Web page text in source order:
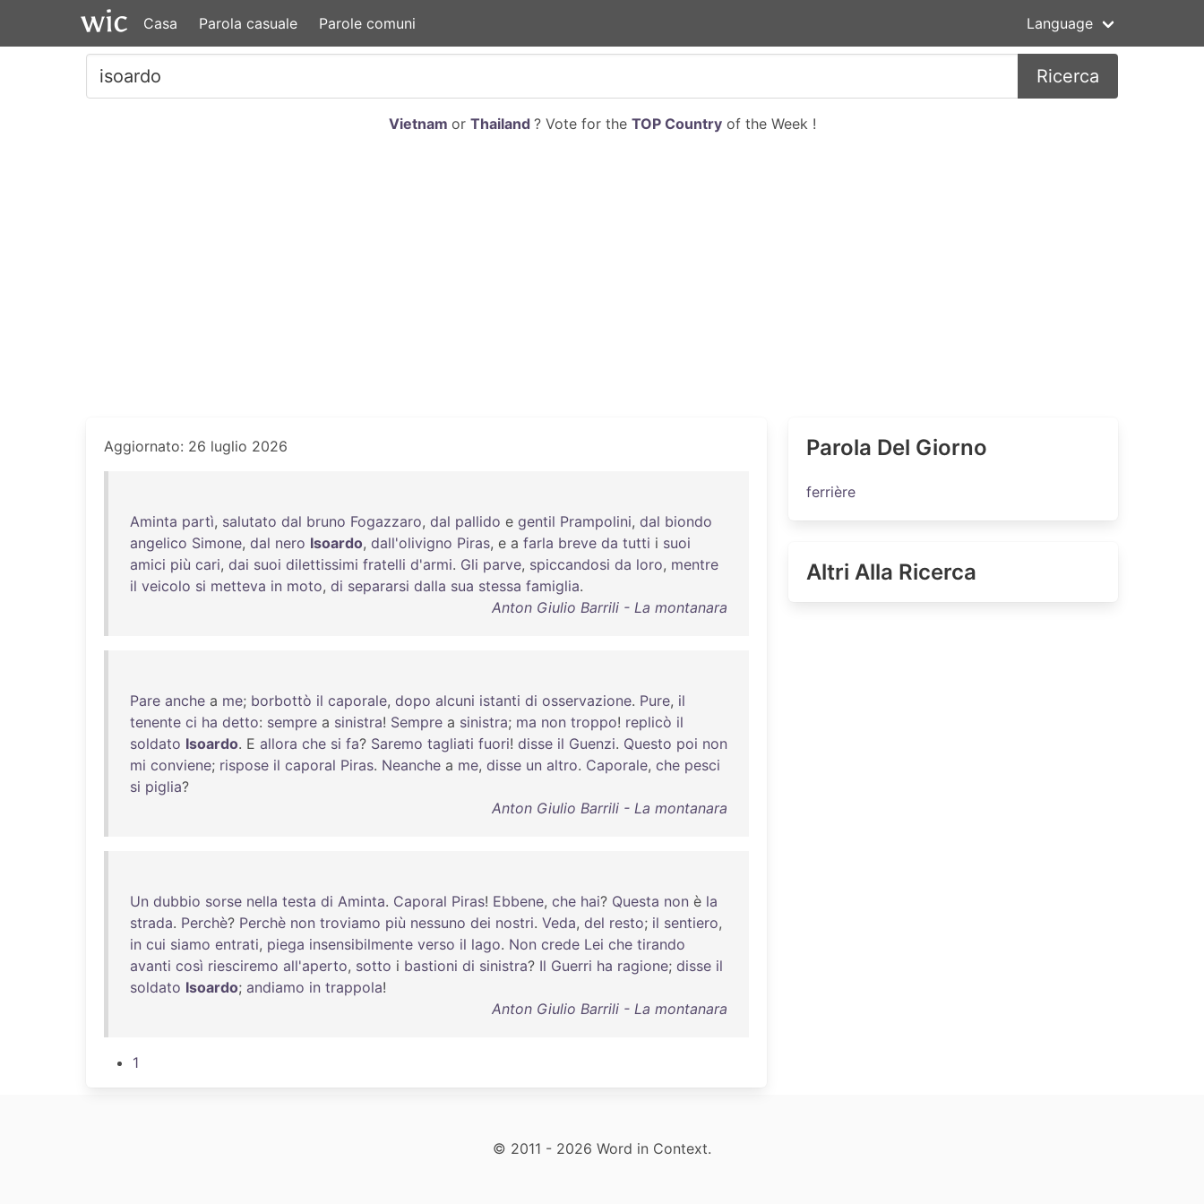
Casa Parola casuale Parole comuni Language
Ricerca
Vietnam or Thailand ? Vote for the TOP Countryof the Week !
Aggiornato: 26 luglio 2026
Aminta partì, salutato dal bruno Fogazzaro, dal pallido e gentil Prampolini, dal biondo
angelico Simone, dal nero Isoardo, dall'olivigno Piras, e a farla breve da tutti i suoi
amici più cari, dai suoi dilettissimi fratelli d'armi. Gli parve, spiccandosi da loro, mentre
il veicolo si metteva in moto, di separarsi dalla sua stessa famiglia.
Anton Giulio Barrili - La montanara
Pare anche a me; borbottò il caporale, dopo alcuni istanti di osservazione. Pure, il
tenente ci ha detto: sempre a sinistra! Sempre a sinistra; ma non troppo! replicò il
soldato Isoardo. E allora che si fa? Saremo tagliati fuori! disse il Guenzi. Questo poi non
mi conviene; rispose il caporal Piras. Neanche a me, disse un altro. Caporale, che pesci
si piglia?
Anton Giulio Barrili - La montanara
Un dubbio sorse nella testa di Aminta. Caporal Piras! Ebbene, che hai? Questa non è la
strada. Perchè? Perchè non troviamo più nessuno dei nostri. Veda, del resto; il sentiero,
in cui siamo entrati, piega insensibilmente verso il lago. Non crede Lei che tirando
avanti così riesciremo all'aperto, sotto i bastioni di sinistra? Il Guerri ha ragione; disse il
soldato Isoardo; andiamo in trappola!
Anton Giulio Barrili - La montanara
1
Parola Del Giorno
ferrière
Altri Alla Ricerca
© 2011 - 2026 Word in Context.